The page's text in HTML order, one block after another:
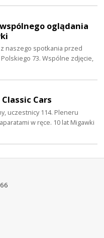
oglądania
naszego spotkania przed
73. Wspólne zdjęcie,
Cars
uczestnicy 114. Pleneru
w ręce. 10 lat Migawki